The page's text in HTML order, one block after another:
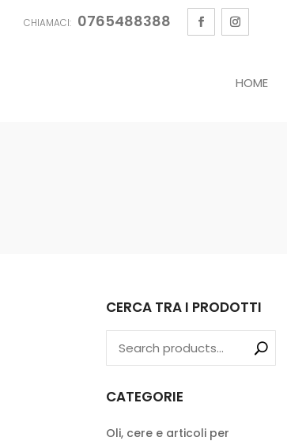
CHIAMACI: 0765488388
HOME
CERCA TRA I PRODOTTI
CATEGORIE
Oli, cere e articoli per